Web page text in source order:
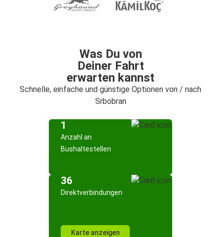
Was Du von
Deiner Fahrt
erwarten kannst
Schnelle, einfache und günstige Optionen von / nach
Srbobran
1
Anzahl an
Bushaltestellen
36
Direktverbindungen
Karte anzeigen